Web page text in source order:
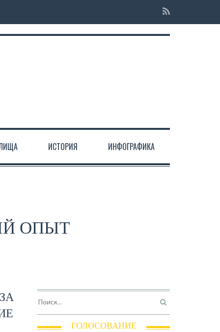
ИСТОРИЯ ИНФОГРАФИКА
ОПЫТ
ГОЛОСОВАНИЕ